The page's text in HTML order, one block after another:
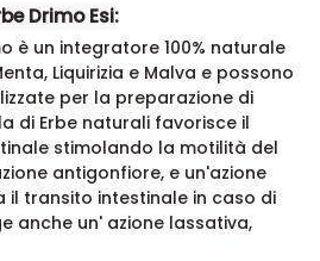
Drimo Esi:
è un integratore 100% naturale
Liquirizia e Malva e possono
per la preparazione di
di Erbe naturali favorisce il
stimolando la motilità del
antigonfiore, e un'azione
il transito intestinale in caso di
anche un' azione lassativa,